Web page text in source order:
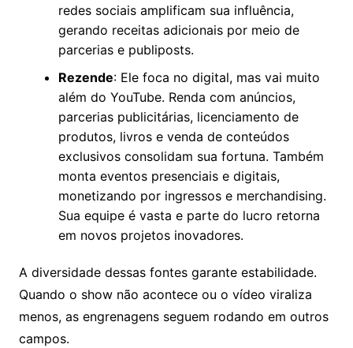
redes sociais amplificam sua influência,
gerando receitas adicionais por meio de
parcerias e publiposts.
Rezende: Ele foca no digital, mas vai muito
além do YouTube. Renda com anúncios,
parcerias publicitárias, licenciamento de
produtos, livros e venda de conteúdos
exclusivos consolidam sua fortuna. Também
monta eventos presenciais e digitais,
monetizando por ingressos e merchandising.
Sua equipe é vasta e parte do lucro retorna
em novos projetos inovadores.
A diversidade dessas fontes garante estabilidade.
Quando o show não acontece ou o vídeo viraliza
menos, as engrenagens seguem rodando em outros
campos.